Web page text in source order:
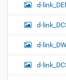
d-
d-
d-
d-